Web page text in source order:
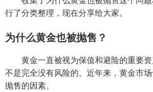
行了分类整理，现在分享给大家。
为什么黄金也被抛售？
黄金一直被视为保值和避险的重要
不是完全没有风险的。近年来，黄金市
抛售的因素。